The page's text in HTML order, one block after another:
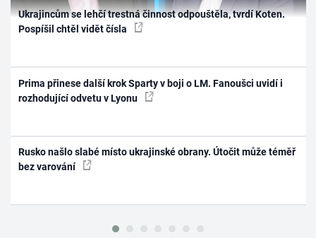
Ukrajincům se lehčí trestná činnost odpouštěla, tvrdí Koten.
Pospíšil chtěl vidět čísla
Prima přinese další krok Sparty v boji o LM. Fanoušci uvidí i
rozhodující odvetu v Lyonu
Rusko našlo slabé místo ukrajinské obrany. Útočit může téměř
bez varování